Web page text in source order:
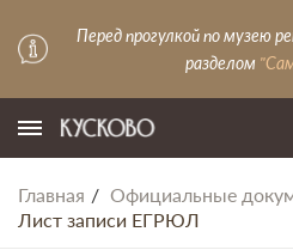
Перед прогулкой по музею
разделом
Главная
Официальные
Лист записи ЕГРЮЛ